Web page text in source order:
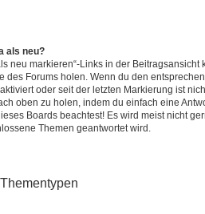
als neu?
neu markieren“-Links in der
des Forums holen. Wenn du den
oder seit der letzten Markierung ist
oben zu holen, indem du einfach eine
Boards beachtest! Es wird meist nicht
Themen geantwortet wird.